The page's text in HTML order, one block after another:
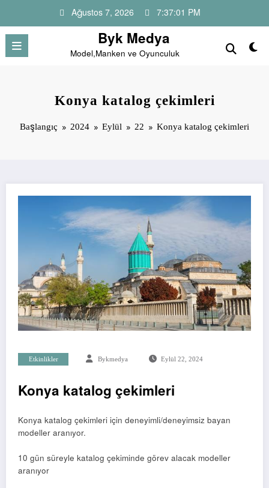
Ağustos 7, 2026 7:37:02 PM
Byk Medya
Model,Manken ve Oyunculuk
Konya katalog çekimleri
Başlangıç 2024 Eylül 22 Konya katalog çekimleri
Etkinlikler Bykmedya Eylül 22, 2024
Konya katalog çekimleri
Konya katalog çekimleri için deneyimli/deneyimsiz bayan
modeller aranıyor.
10 gün süreyle katalog çekiminde görev alacak modeller
aranıyor